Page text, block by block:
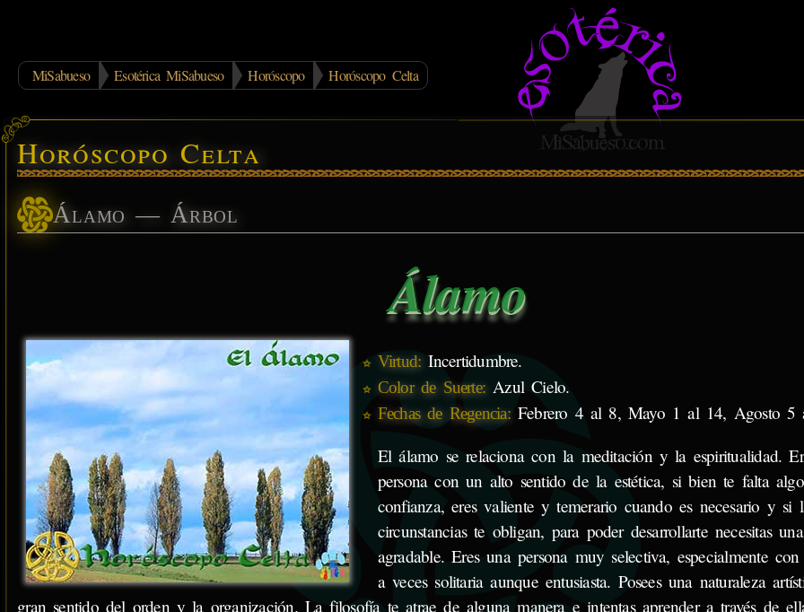
MiSabueso Esotérica MiSabueso Horóscopo Horóscopo Celta
Horóscopo Celta
Álamo — Árbol
Álamo
Virtud:Incertidumbre.
Color de Suerte: Azul Cielo.
Fechas de Regencia:Febrero 4 al 8, Mayo 1 al 14, Agosto 5
El álamo se relaciona con la meditación y la espiritualidad.
persona con un alto sentido de la estética, si bien te falta
confianza, eres valiente y temerario cuando es necesario y si
circunstancias te obligan, para poder desarrollarte necesitas
agradable. Eres una persona muy selectiva, especialmente con
a veces solitaria aunque entusiasta. Posees una naturaleza
gran sentido del orden y la organización. La filosofía te atrae de alguna manera e intentas aprender a través de